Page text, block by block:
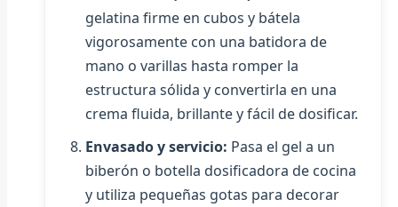
gelatina firme en cubos y bátela
vigorosamente con una batidora de
mano o varillas hasta romper la
estructura sólida y convertirla en una
crema fluida, brillante y fácil de dosificar.
Envasado y servicio: Pasa el gel a un
biberón o botella dosificadora de cocina
y utiliza pequeñas gotas para decorar